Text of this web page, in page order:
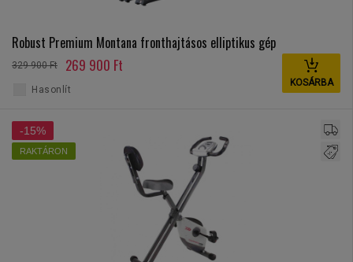
Robust Premium Montana fronthajtásos elliptikus gép
329 900 Ft 269 900 Ft
KOSÁRBA
Hasonlít
-15%
RAKTÁRON